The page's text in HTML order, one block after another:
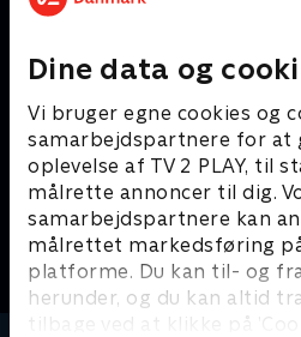
Dine data og
Vi bruger egne cookies og
samarbejdspartnere for at
oplevelse af TV 2 PLAY, til
målrette annoncer til dig.
samarbejdspartnere kan
målrettet markedsføring
platforme. Du kan til- og
herunder, og du kan altid
tilbage ved at klikke på
Miniteve: Transportmidler
Børneserier • 1 sæsoner